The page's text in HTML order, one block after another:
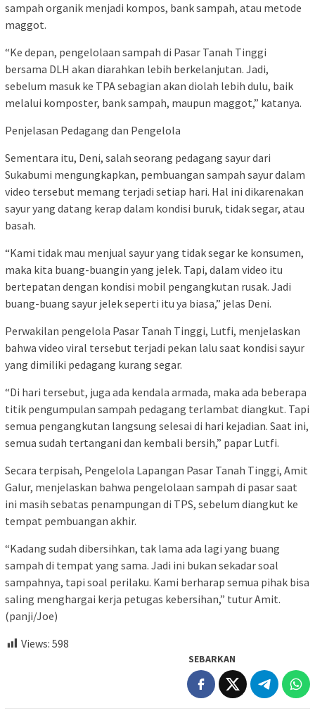
sampah organik menjadi kompos, bank sampah, atau metode
maggot.
“Ke depan, pengelolaan sampah di Pasar Tanah Tinggi
bersama DLH akan diarahkan lebih berkelanjutan. Jadi,
sebelum masuk ke TPA sebagian akan diolah lebih dulu, baik
melalui komposter, bank sampah, maupun maggot,” katanya.
Penjelasan Pedagang dan Pengelola
Sementara itu, Deni, salah seorang pedagang sayur dari
Sukabumi mengungkapkan, pembuangan sampah sayur dalam
video tersebut memang terjadi setiap hari. Hal ini dikarenakan
sayur yang datang kerap dalam kondisi buruk, tidak segar, atau
basah.
“Kami tidak mau menjual sayur yang tidak segar ke konsumen,
maka kita buang-buangin yang jelek. Tapi, dalam video itu
bertepatan dengan kondisi mobil pengangkutan rusak. Jadi
buang-buang sayur jelek seperti itu ya biasa,” jelas Deni.
Perwakilan pengelola Pasar Tanah Tinggi, Lutfi, menjelaskan
bahwa video viral tersebut terjadi pekan lalu saat kondisi sayur
yang dimiliki pedagang kurang segar.
“Di hari tersebut, juga ada kendala armada, maka ada beberapa
titik pengumpulan sampah pedagang terlambat diangkut. Tapi
semua pengangkutan langsung selesai di hari kejadian. Saat ini,
semua sudah tertangani dan kembali bersih,” papar Lutfi.
Secara terpisah, Pengelola Lapangan Pasar Tanah Tinggi, Amit
Galur, menjelaskan bahwa pengelolaan sampah di pasar saat
ini masih sebatas penampungan di TPS, sebelum diangkut ke
tempat pembuangan akhir.
“Kadang sudah dibersihkan, tak lama ada lagi yang buang
sampah di tempat yang sama. Jadi ini bukan sekadar soal
sampahnya, tapi soal perilaku. Kami berharap semua pihak bisa
saling menghargai kerja petugas kebersihan,” tutur Amit.
(panji/Joe)
Views: 598
SEBARKAN